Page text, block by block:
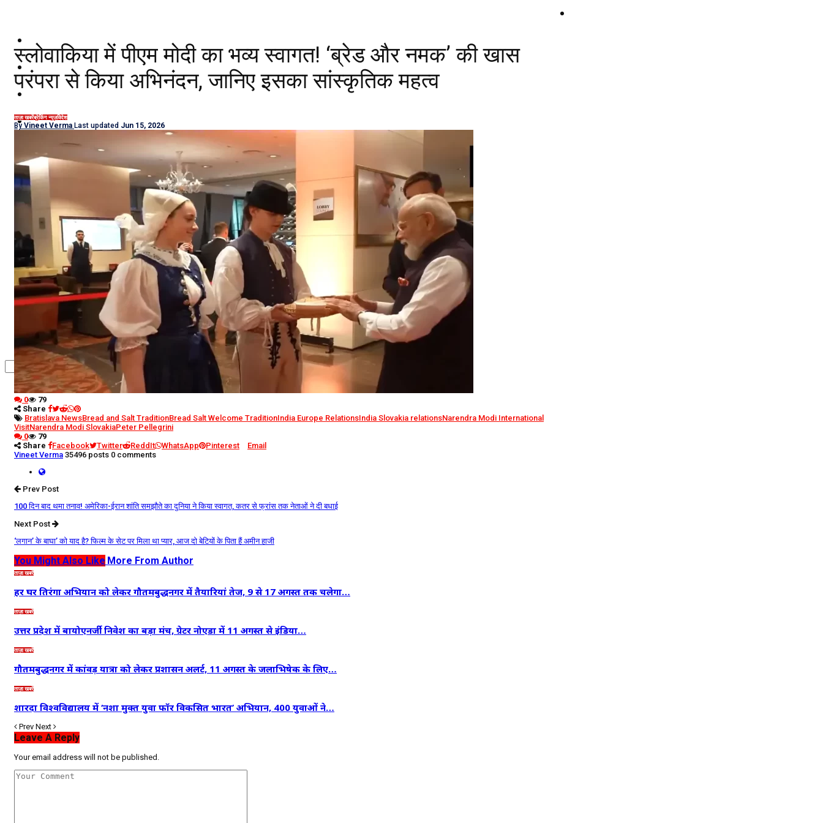
दिल्ली/NCR
राजनीति
खेल
मनोरंजन
शिक्षा
जीवन शैली
हेल्थ
क्राइम
कृषि
धर्म
विज्ञान तकनीकी
स्लोवाकिया में पीएम मोदी का भव्य स्वागत! ‘ब्रेड और नमक’ की खास
परंपरा से किया अभिनंदन, जानिए इसका सांस्कृतिक महत्व
ताज़ा खबरेंब्रेकिंग न्यूज़विदेश
By Vineet Verma Last updated Jun 15, 2026
0
79
Share
Bratislava NewsBread and Salt TraditionBread Salt Welcome TraditionIndia Europe RelationsIndia Slovakia relationsNarendra Modi International
VisitNarendra Modi SlovakiaPeter Pellegrini
0
79
Share
Facebook Twitter ReddIt WhatsApp Pinterest
Email
Vineet Verma 35496 posts 0 comments
Prev Post
100 दिन बाद थमा तनाव! अमेरिका-ईरान शांति समझौते का दुनिया ने किया स्वागत, कतर से फ्रांस तक नेताओं ने दी बधाई
Next Post
‘लगान’ के बाघा’ को याद है? फिल्म के सेट पर मिला था प्यार, आज दो बेटियों के पिता हैं अमीन हाजी
You Might Also Like More From Author
ताज़ा खबरें
हर घर तिरंगा अभियान को लेकर गौतमबुद्धनगर में तैयारियां तेज, 9 से 17 अगस्त तक चलेगा…
ताज़ा खबरें
उत्तर प्रदेश में बायोएनर्जी निवेश का बड़ा मंच, ग्रेटर नोएडा में 11 अगस्त से इंडिया…
ताज़ा खबरें
गौतमबुद्धनगर में कांवड़ यात्रा को लेकर प्रशासन अलर्ट, 11 अगस्त के जलाभिषेक के लिए…
ताज़ा खबरें
शारदा विश्वविद्यालय में ‘नशा मुक्त युवा फॉर विकसित भारत’ अभियान, 400 युवाओं ने…
Prev Next
Leave A Reply
Your email address will not be published.